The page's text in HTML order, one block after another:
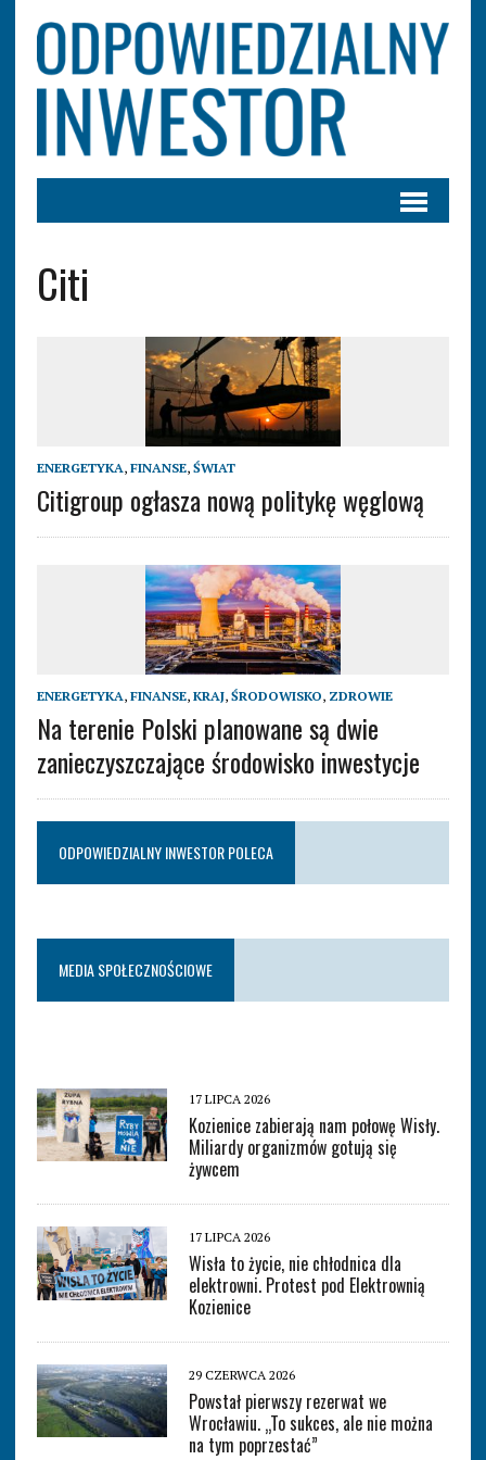
Citi
ENERGETYKA, FINANSE, ŚWIAT
Citigroup ogłasza nową politykę węglową
ENERGETYKA, FINANSE, KRAJ, ŚRODOWISKO, ZDROWIE
Na terenie Polski planowane są dwie
zanieczyszczające środowisko inwestycje
ODPOWIEDZIALNY INWESTOR POLECA
MEDIA SPOŁECZNOŚCIOWE
17 LIPCA 2026
Kozienice zabierają nam połowę Wisły.
Miliardy organizmów gotują się
żywcem
17 LIPCA 2026
Wisła to życie, nie chłodnica dla
elektrowni. Protest pod Elektrownią
Kozienice
29 CZERWCA 2026
Powstał pierwszy rezerwat we
Wrocławiu. „To sukces, ale nie można
na tym poprzestać”